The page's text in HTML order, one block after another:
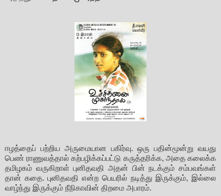
ஈழத்தைப் பற்றிய அருமையான பகிர்வு. ஒரு பதின்மூன்று வயது
பெண் ராணுவத்தால் கற்பழிக்கப்பட்டு கருத்தரிக்க, அதை கலைக்க
தமிழகம் வருகிறாள் புனிதவதி அதன் பின் நடக்கும் சம்பவங்கள்
தான் கதை. புனிதவதி என்ற பெயரில் நடித்து இருக்கும், இல்லை
வாழ்ந்து இருக்கும் நீநிகாவின் திறமை அபாரம்.